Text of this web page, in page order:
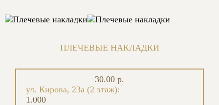
ПЛЕЧЕВЫЕ НАКЛАДКИ
ул. Кирова, 23а (2 этаж):
1.000
30.00 р.